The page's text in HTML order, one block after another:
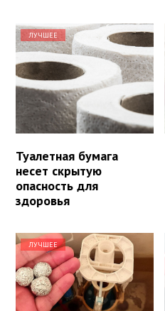
ЛУЧШЕЕ
Туалетная бумага
несет скрытую
опасность для
здоровья
ЛУЧШЕЕ